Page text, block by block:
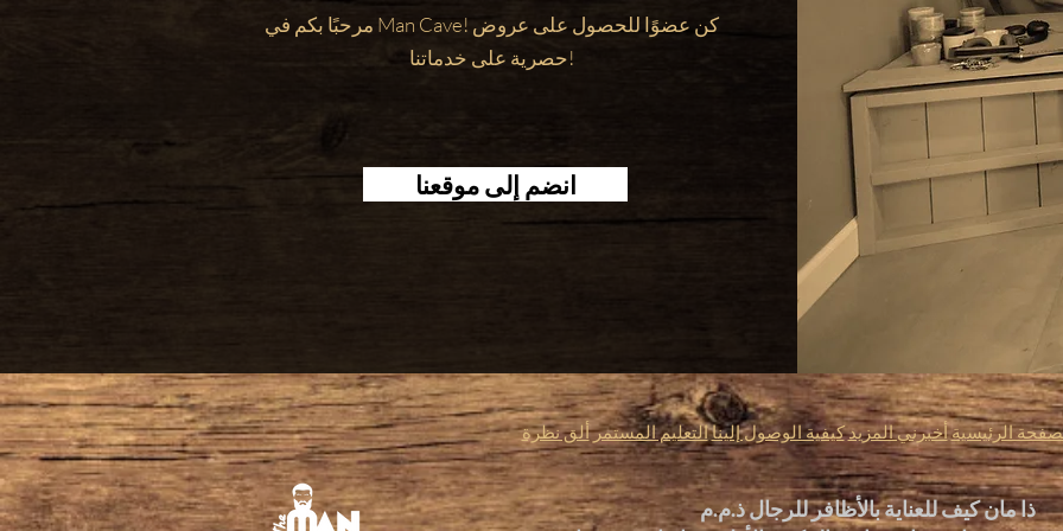
مرحبًا بكم في Man Cave! كن عضوًا للحصول على عروض
حصرية على خدماتنا!
انضم إلى موقعنا
الرئيسيةأخبرني المزيدكيفية الوصول إليناالتعليم المستمرألق نظرة
ذا مان كيف للعناية بالأظافر للرجال ذ.م.م